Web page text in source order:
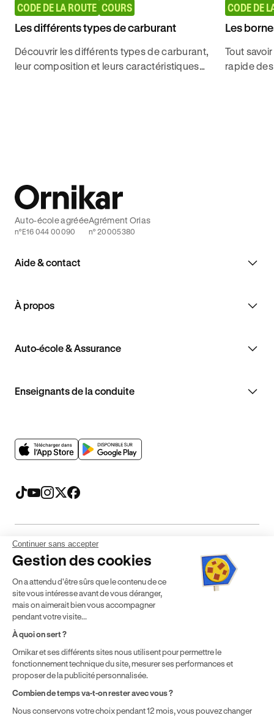
CODE DE LA ROUTE COURS
Les différents types de carburant
Découvrir les différents types de carburant,
leur composition et leurs caractéristiques
CODE DE
Les
Tout
rapide
Aide & contact
À propos
Auto-école & Assurance
Enseignants de la conduite
Auto-école agréée
n°E16 044 00090
Agrément Orias
n° 20005380
Mentions légales CGV CGU Politique de confidentialité
* Détail des conditions de nos offres
localisation géographique et du type de formules que vous
achetez comme détaillé dans nosConditions Générales de
Vente.
Continuer sans accepter
Gestion des cookies
On a attendu d'être sûrs que le contenu de ce
site vous intéresse avant de vous déranger,
mais on aimerait bien vous accompagner
pendant votre visite...
À quoi on sert ?
Ornikar et ses différents sites nous utilisent pour permettre le
fonctionnement technique du site, mesurer ses performances et
proposer de la publicité personnalisée.
Combien de temps va-t-on rester avec vous ?
Nous conservons votre choix pendant 12 mois, vous pouvez changer